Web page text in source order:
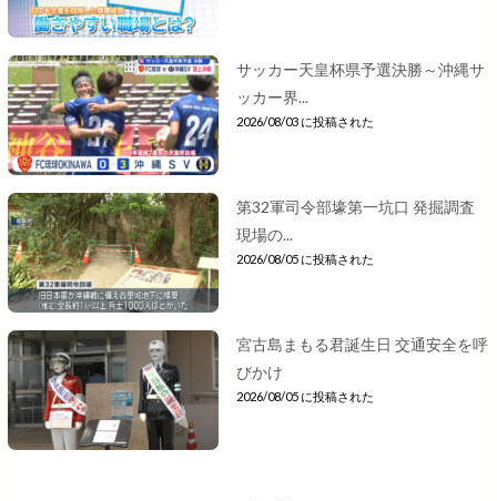
サッカー天皇杯県予選決勝～沖縄サ
ッカー界...
2026/08/03 に投稿された
第32軍司令部壕第一坑口 発掘調査
現場の...
2026/08/05 に投稿された
宮古島まもる君誕生日 交通安全を呼
びかけ
2026/08/05 に投稿された